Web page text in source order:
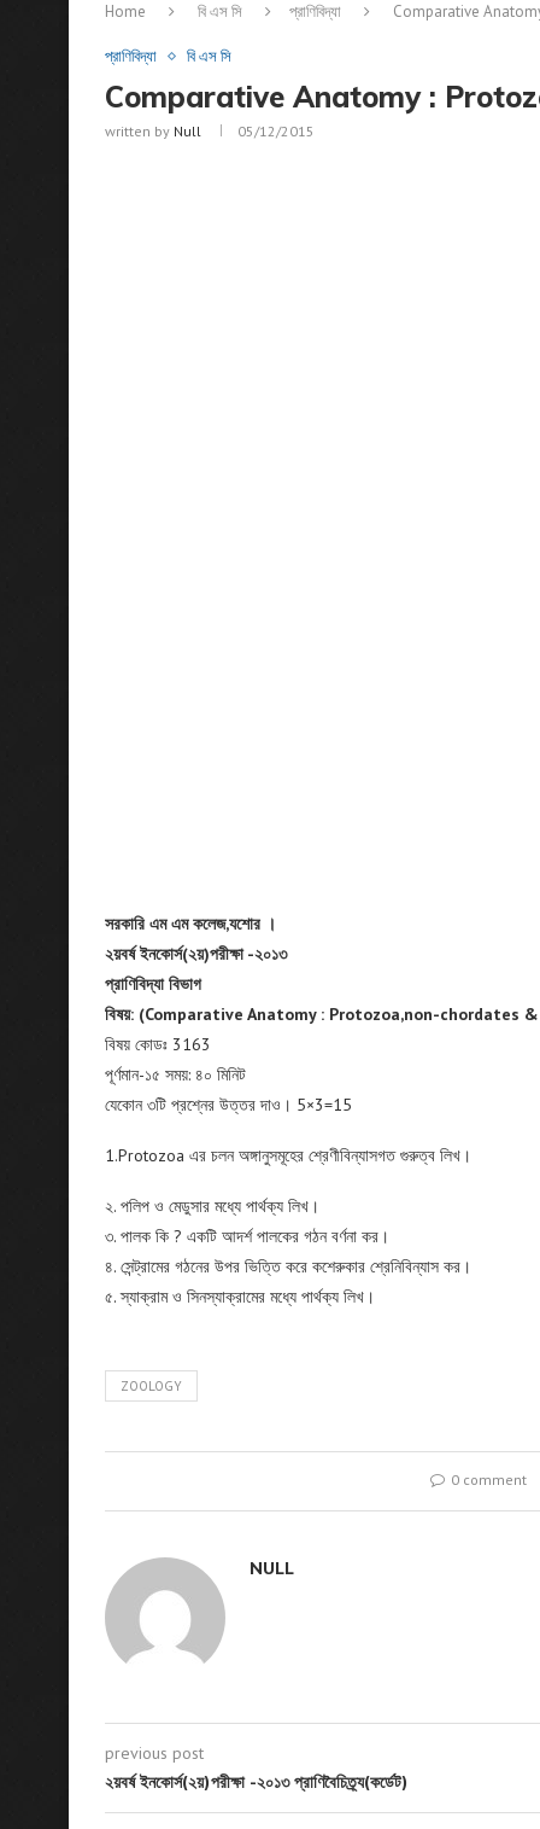
Home বি এস সি প্রাণিবিদ্যা Comparative
প্রাণিবিদ্যা বি এস সি
Comparative Anatomy :
written by Null 05/12/2015
সরকারি এম এম কলেজ,যশোর ।
২য়বর্ষ ইনকোর্স(২য়)পরীক্ষা -২০১৩
প্রাণিবিদ্যা বিভাগ
বিষয়: (Comparative Anatomy : Protozoa,non-chordates
বিষয় কোডঃ 3163
পূর্ণমান-১৫ সময়: ৪০ মিনিট
যেকোন ৩টি প্রশ্নের উত্তর দাও। 5×3=15
1.Protozoa এর চলন অঙ্গানুসমূহের শ্রেণীবিন্যাসগত গুরুত্ব লিখ।
২. পলিপ ও মেডুসার মধ্যে পার্থক্য লিখ।
৩. পালক কি ? একটি আদর্শ পালকের গঠন বর্ণনা কর।
৪. সেন্ট্রামের গঠনের উপর ভিত্তি করে কশেরুকার শ্রেনিবিন্যাস কর।
৫. স্যাক্রাম ও সিনস্যাক্রামের মধ্যে পার্থক্য লিখ।
ZOOLOGY
0 comment
NULL
previous post
২য়বর্ষ ইনকোর্স(২য়)পরীক্ষা -২০১৩ প্রাণিবৈচিত্র্য(কর্ডেট)